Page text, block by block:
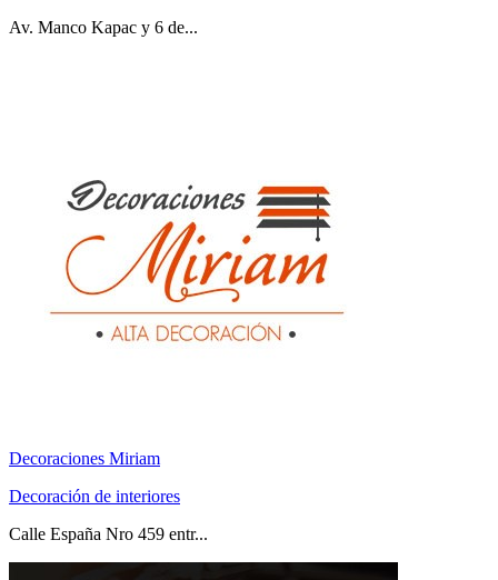
Av. Manco Kapac y 6 de...
Decoraciones Miriam
Decoración de interiores
Calle España Nro 459 entr...